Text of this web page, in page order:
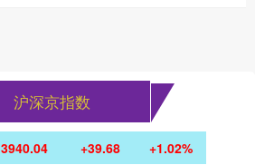
沪深京指数
3940.04 +39.68 +1.02%